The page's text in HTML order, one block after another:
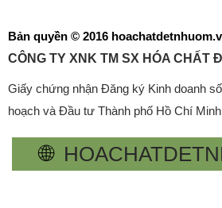
Bản quyền © 2016
CÔNG TY XNK TM SX HÓA CHẤT
Giấy chứng nhận Đăng ký Kinh doanh
hoạch và Đầu tư Thành phố Hồ Chí
🌐